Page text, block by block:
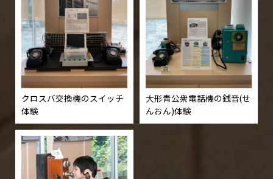
クロスバ交換機のスイッチ
体験
大形青公衆電話機の銭音(せ
んおん)体験